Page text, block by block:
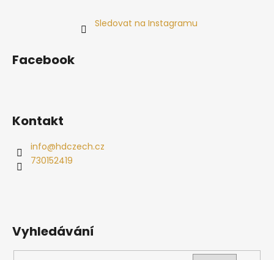
Sledovat na Instagramu
Facebook
Kontakt
info@hdczech.cz
730152419
Vyhledávání